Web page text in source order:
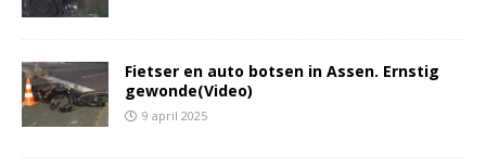
Fietser en auto botsen in Assen. Ernstig
gewonde(Video)
9 april 2025